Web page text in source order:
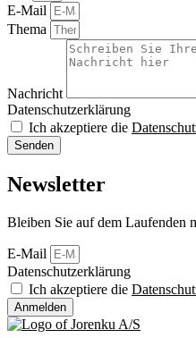
E-Mail
Thema
Nachricht
Datenschutzerklärung
Ich akzeptiere die
Senden
Newsletter
Bleiben Sie auf dem Laufenden
E-Mail
Datenschutzerklärung
Ich akzeptiere die
Anmelden